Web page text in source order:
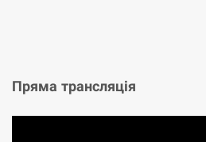
Пряма трансляція